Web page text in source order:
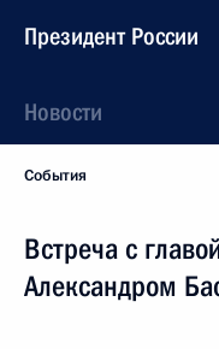
Президент России
Новости
События
Встреча с
Александром